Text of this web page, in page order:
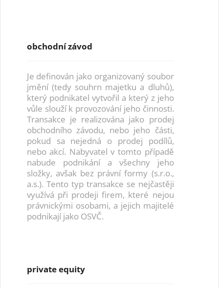
obchodní závod
Je definován jako organizovaný soubor
jmění (tedy souhrn majetku a dluhů),
který podnikatel vytvořil a který z jeho
vůle slouží k provozování jeho činnosti.
Transakce je realizována jako prodej
obchodního závodu, nebo jeho části,
pokud sa nejedná o prodej podílů,
nebo akcí. Nabyvatel v tomto případě
nabude podnikání a všechny jeho
složky, avšak bez právní formy (s.r.o.,
a.s.). Tento typ transakce se nejčastěji
využívá při prodeji firem, které nejou
právnickými osobami, a jejich majitelé
podnikají jako OSVČ.
private equity